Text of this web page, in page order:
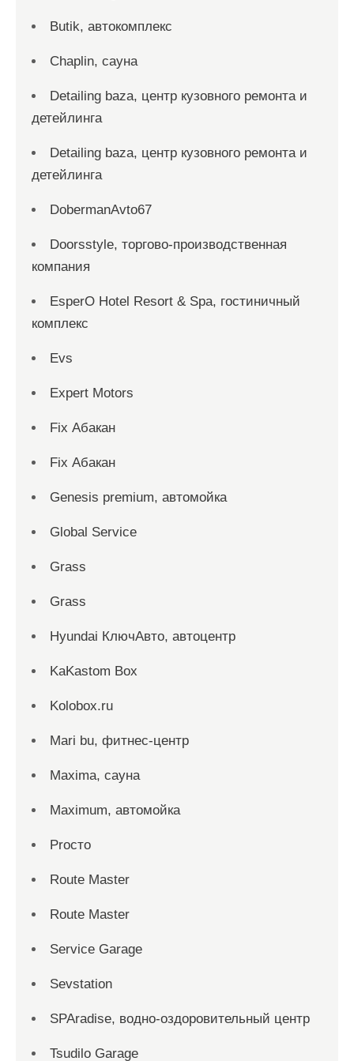
Butik, автокомплекс
Chaplin, сауна
Detailing baza, центр кузовного ремонта и
детейлинга
Detailing baza, центр кузовного ремонта и
детейлинга
DobermanAvto67
Doorsstyle, торгово-производственная
компания
EsperO Hotel Resort & Spa, гостиничный
комплекс
Evs
Expert Motors
Fix Абакан
Fix Абакан
Genesis premium, автомойка
Global Service
Grass
Grass
Hyundai КлючАвто, автоцентр
KaKastom Box
Kolobox.ru
Mari bu, фитнес-центр
Maxima, сауна
Maximum, автомойка
Proсто
Route Master
Route Master
Service Garage
Sevstation
SPAradise, водно-оздоровительный центр
Tsudilo Garage